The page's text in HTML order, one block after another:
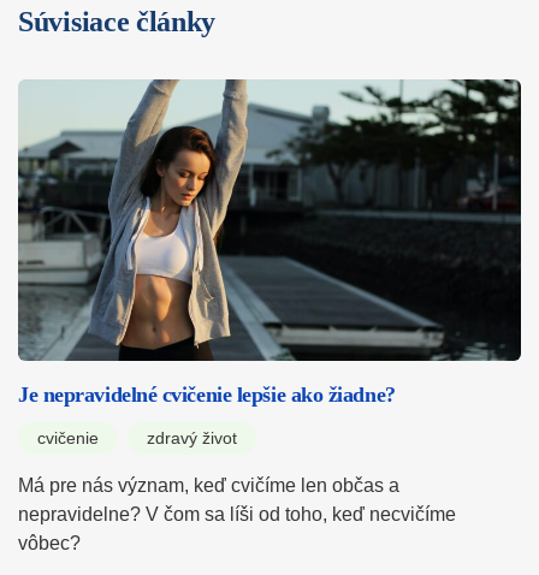
Súvisiace články
Je nepravidelné cvičenie lepšie ako žiadne?
cvičenie zdravý život
Má pre nás význam, keď cvičíme len občas a
nepravidelne? V čom sa líši od toho, keď necvičíme
vôbec?